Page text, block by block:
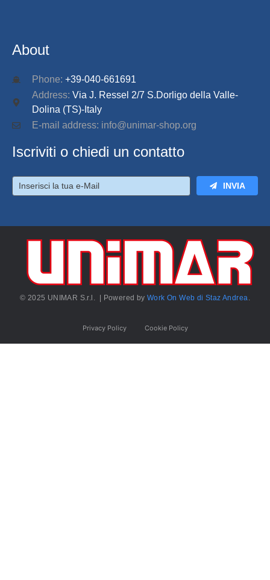
About
Phone: +39-040-661691
Address: Via J. Ressel 2/7 S.Dorligo della Valle-
Dolina (TS)-Italy
E-mail address: info@unimar-shop.org
Iscriviti o chiedi un contatto
INVIA
© 2025 UNIMAR S.r.l. | Powered byWork On Web di Staz Andrea.
Privacy Policy Cookie Policy